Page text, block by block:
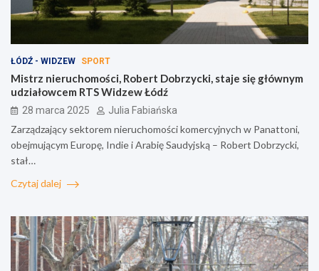
ŁÓDŹ - WIDZEW SPORT
Mistrz nieruchomości, Robert Dobrzycki, staje się głównym
udziałowcem RTS Widzew Łódź
28 marca 2025 Julia Fabiańska
Zarządzający sektorem nieruchomości komercyjnych w Panattoni,
obejmującym Europę, Indie i Arabię Saudyjską – Robert Dobrzycki,
stał…
Czytaj dalej